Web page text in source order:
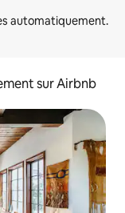
sur Airbnb